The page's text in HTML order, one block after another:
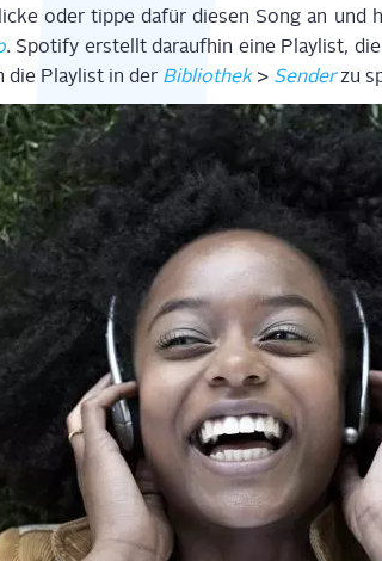
oder tip­pe dafür die­sen Song an und
. Spo­ti­fy erstellt dar­auf­hin eine Play­list,
die Play­list in der Biblio­thek> Sen­derzu